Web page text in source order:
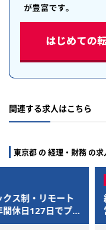
関連する求人はこちら
東京都 の 経理・財務 の
ト
プ
組織変革のど
営判断に直結